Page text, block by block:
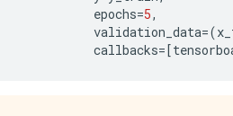
epochs=5,
validation_data=(
callbacks=[